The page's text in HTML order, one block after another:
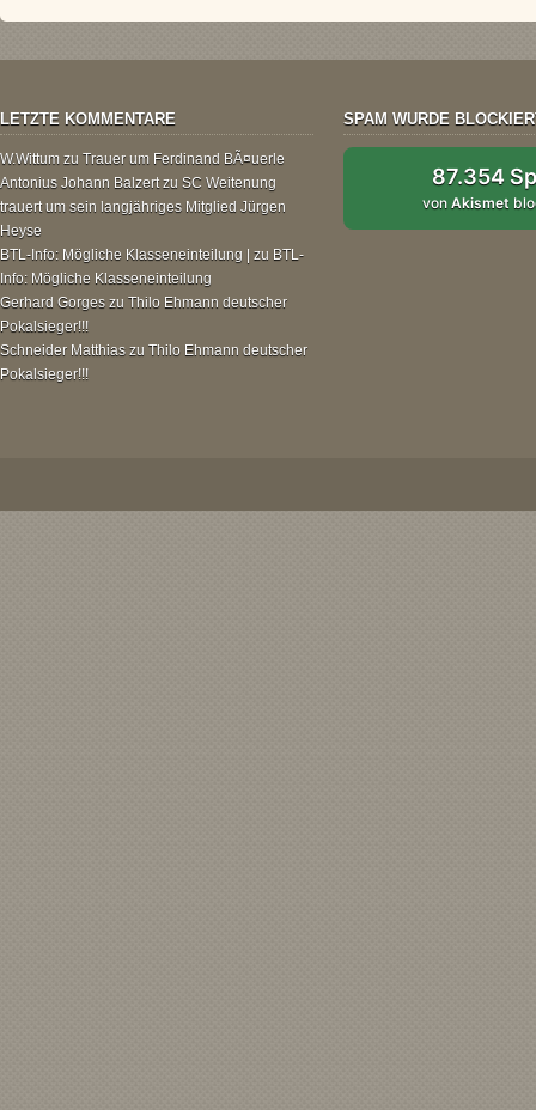
LETZTE KOMMENTARE
W.Wittum zu Trauer um Ferdinand BÃ¤uerle
Antonius Johann Balzertzu SC Weitenung
trauert um sein langjähriges Mitglied Jürgen
Heyse
BTL-Info: Mögliche Klasseneinteilung |
zu BTL-
Info: Mögliche Klasseneinteilung
Gerhard Gorges zu Thilo Ehmann deutscher
Pokalsieger!!!
Schneider Matthias zu Thilo Ehmann deutscher
Pokalsieger!!!
SPAM WURDE
87.354
vonAkismet